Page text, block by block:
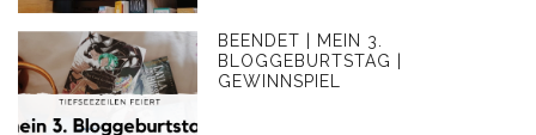
BEENDET | MEIN 3.
BLOGGEBURTSTAG |
GEWINNSPIEL